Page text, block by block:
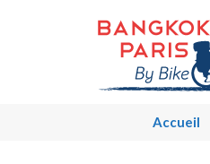
Accueil